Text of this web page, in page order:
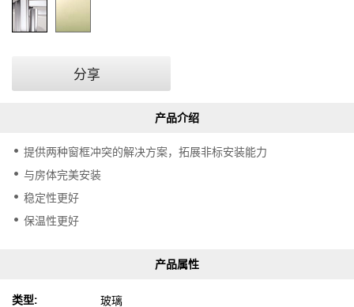
分享
提供两种窗框冲突的解决方案，拓展非标安装能力
与房体完美安装
稳定性更好
保温性更好
类型: 玻璃